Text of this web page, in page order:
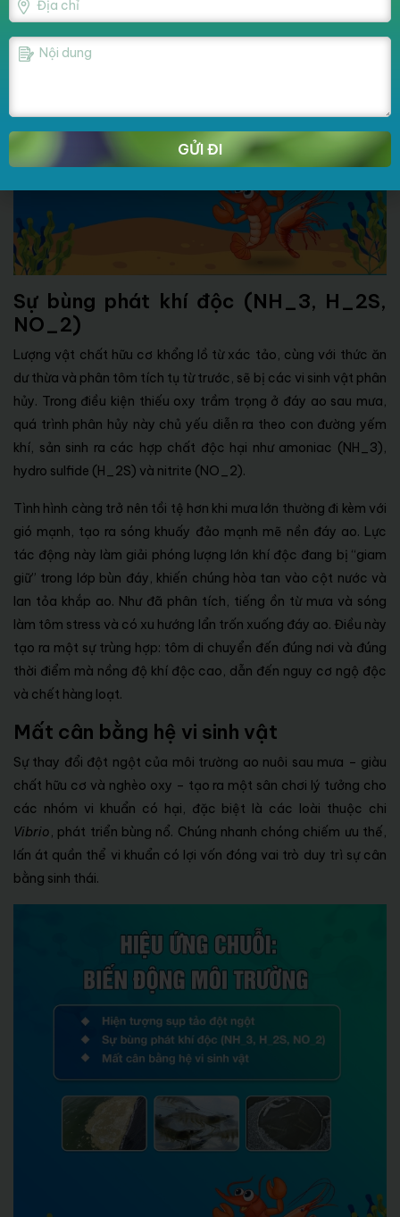
Sự bùng phát khí độc (NH_3, H_2S,
NO_2)
Lượng vật chất hữu cơ khổng lồ từ xác tảo, cùng với thức ăn
dư thừa và phân tôm tích tụ từ trước, sẽ bị các vi sinh vật phân
hủy. Trong điều kiện thiếu oxy trầm trọng ở đáy ao sau mưa,
quá trình phân hủy này chủ yếu diễn ra theo con đường yếm
khí, sản sinh ra các hợp chất độc hại như amoniac (NH_3),
hydro sulfide (H_2S) và nitrite (NO_2).
Tình hình càng trở nên tồi tệ hơn khi mưa lớn thường đi kèm với
gió mạnh, tạo ra sóng khuấy đảo mạnh mẽ nền đáy ao. Lực
tác động này làm giải phóng lượng lớn khí độc đang bị “giam
giữ” trong lớp bùn đáy, khiến chúng hòa tan vào cột nước và
lan tỏa khắp ao. Như đã phân tích, tiếng ồn từ mưa và sóng
làm tôm stress và có xu hướng lẩn trốn xuống đáy ao. Điều này
tạo ra một sự trùng hợp: tôm di chuyển đến đúng nơi và đúng
thời điểm mà nồng độ khí độc cao, dẫn đến nguy cơ ngộ độc
và chết hàng loạt.
Mất cân bằng hệ vi sinh vật
Sự thay đổi đột ngột của môi trường ao nuôi sau mưa – giàu
chất hữu cơ và nghèo oxy – tạo ra một sân chơi lý tưởng cho
các nhóm vi khuẩn có hại, đặc biệt là các loài thuộc chi
Vibrio, phát triển bùng nổ. Chúng nhanh chóng chiếm ưu thế,
lấn át quần thể vi khuẩn có lợi vốn đóng vai trò duy trì sự cân
bằng sinh thái.
GỬI ĐI